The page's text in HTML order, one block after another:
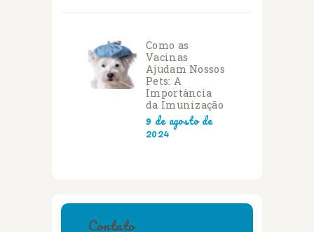
Como as
Vacinas
Ajudam Nossos
Pets: A
Importância
da Imunização
9 de agosto de
2024
Contato